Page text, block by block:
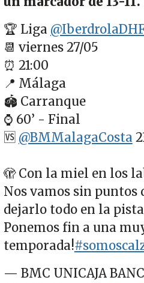
🏆 Liga
📆 viernes 27/05
⏰ 21:00
📍 Málaga
🏟 Carranque
⌚️ 60’ - Final
🆚 @BMMalagaCosta
🫣 Con la miel en los
Nos vamos sin puntos
dejarlo todo en la
Ponemos fin a una
temporada!
— BMC UNICAJA